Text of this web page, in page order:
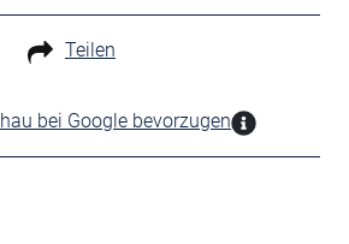
Teilen
bei Google bevorzugen